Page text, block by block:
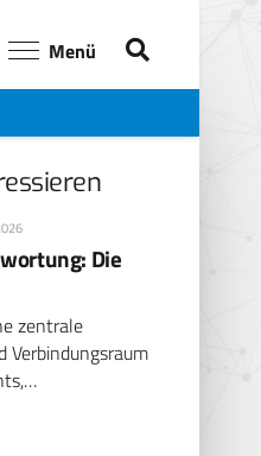
Menü
Die
zentrale
Verbindungsraum